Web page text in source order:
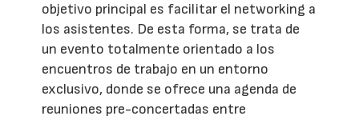
objetivo principal es facilitar el networking a
los asistentes. De esta forma, se trata de
un evento totalmente orientado a los
encuentros de trabajo en un entorno
exclusivo, donde se ofrece una agenda de
reuniones pre-concertadas entre